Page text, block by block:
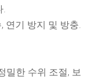
.
연기 방지 및 방충.
밀한 수위 조절, 보